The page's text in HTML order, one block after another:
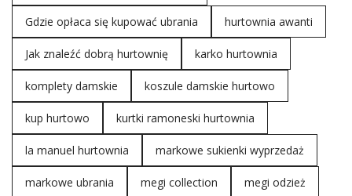
Gdzie opłaca się kupować ubrania hurtownia awanti
Jak znaleźć dobrą hurtownię karko hurtownia
komplety damskie koszule damskie hurtowo
kup hurtowo kurtki ramoneski hurtownia
la manuel hurtownia markowe sukienki wyprzedaż
markowe ubrania megi collection megi odzież